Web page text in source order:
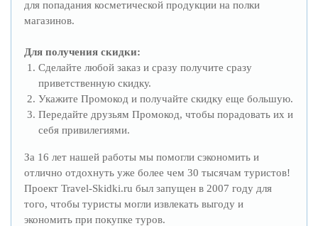
для попадания косметической продукции на полки
магазинов.
Для получения скидки:
Сделайте любой заказ и сразу получите сразу
приветственную скидку.
Укажите Промокод и получайте скидку еще большую.
Передайте друзьям Промокод, чтобы порадовать их и
себя привилегиями.
За 16 лет нашей работы мы помогли сэкономить и
отлично отдохнуть уже более чем 30 тысячам туристов!
Проект Travel-Skidki.ru был запущен в 2007 году для
того, чтобы туристы могли извлекать выгоду и
экономить при покупке туров.